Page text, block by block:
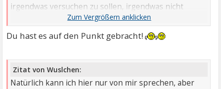
irgendwas versuchen zu sollen, irgendwas nicht
richtig zu können, zum wiederholten Male einfach am
Leben zu scheitern, aber doch bitte da zu bleiben -
Du hast es auf den Punkt gebracht!
Zitat von Wuslchen:
Natürlich kann ich hier nur von mir sprechen, aber